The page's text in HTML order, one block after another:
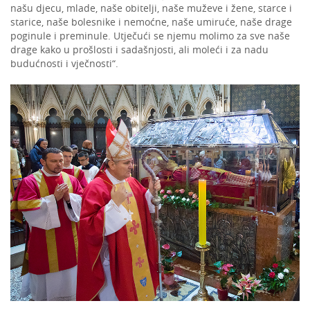
našu djecu, mlade, naše obitelji, naše muževe i žene, starce i
starice, naše bolesnike i nemoćne, naše umiruće, naše drage
poginule i preminule. Utječući se njemu molimo za sve naše
drage kako u prošlosti i sadašnjosti, ali moleći i za nadu
budućnosti i vječnosti“.